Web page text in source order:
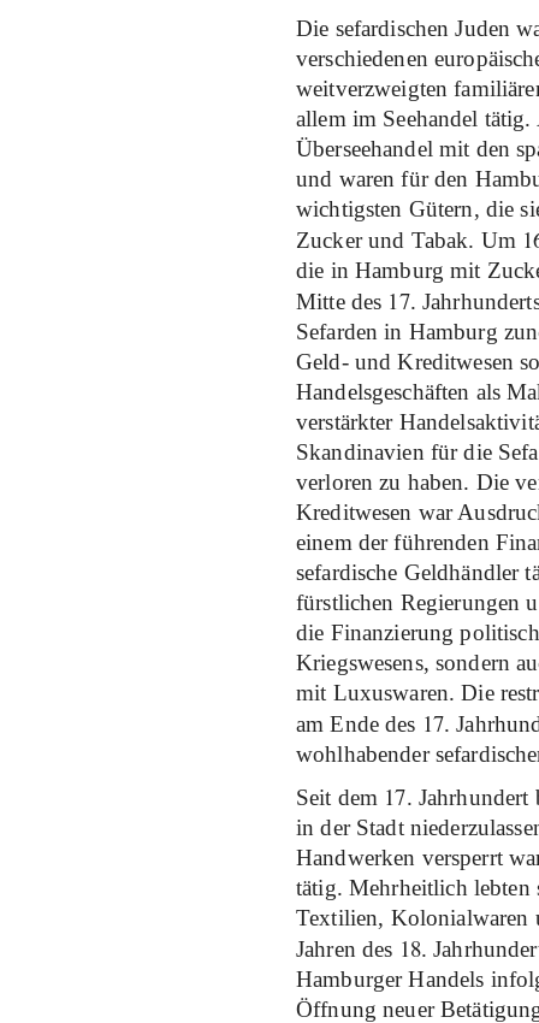
Die sefardischen Juden
verschiedenen
weitverzweigten
allem im Seehandel
Überseehandel mit den
und waren für den
wichtigsten Gütern, die
Zucker und Tabak. Um
die in Hamburg mit
Mitte des 17.
Sefarden in Hamburg
Geld- und Kreditwesen
Handelsgeschäften als
verstärkter
Skandinavien für die
verloren zu haben. Die
Kreditwesen war
einem der führenden
sefardische Geldhändler
fürstlichen Regierungen
die Finanzierung
Kriegswesens, sondern
mit Luxuswaren. Die
am Ende des 17.
wohlhabender
Seit dem 17. Jahrhundert
in der Stadt
Handwerken versperrt
tätig. Mehrheitlich lebten
Textilien, Kolonialwaren
Jahren des 18.
Hamburger Handels
Öffnung neuer